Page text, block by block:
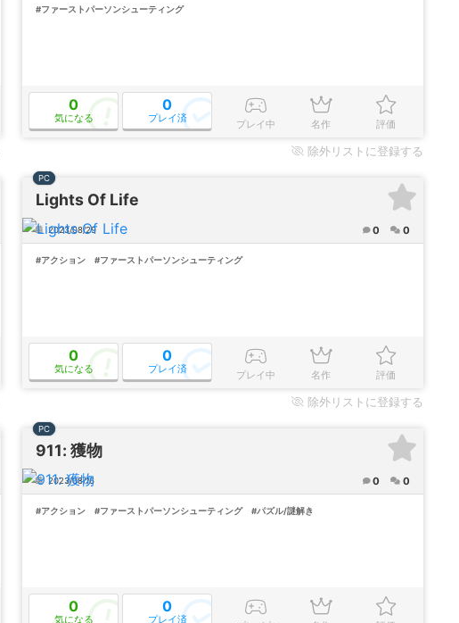
#ファーストパーソンシューティング
0
気になる
0
プレイ済
プレイ中 名作 評価
除外 リストに登録する
Lights Of Life
PC
2023/08/29 0 0
#アクション #ファーストパーソンシューティング
0
気になる
0
プレイ済
プレイ中 名作 評価
除外 リストに登録する
911: 獲物
PC
2023/08/16 0 0
#アクション #ファーストパーソンシューティング #パズル/謎解き
0
気になる
0
プレイ済